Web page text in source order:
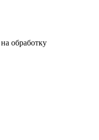
обработку